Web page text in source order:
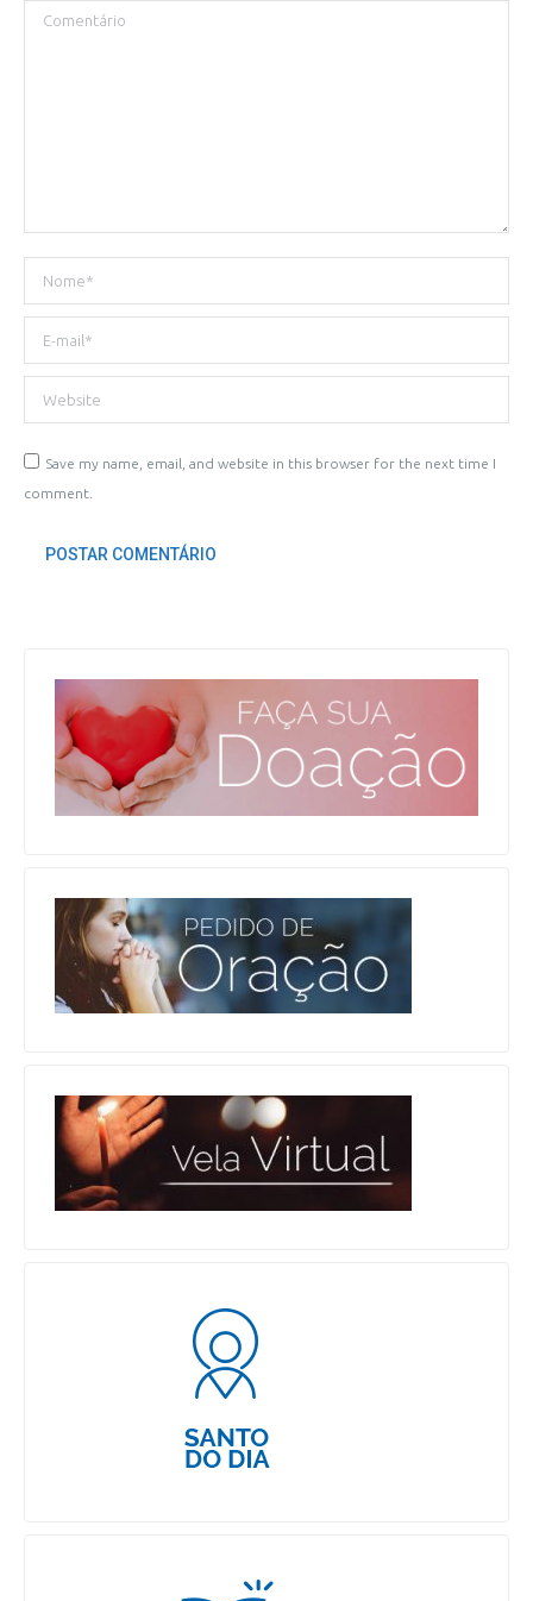
Comentário
Nome *
E-mail *
Website
Save my name, email, and website in this browser for the next time I
comment.
POSTAR COMENTÁRIO